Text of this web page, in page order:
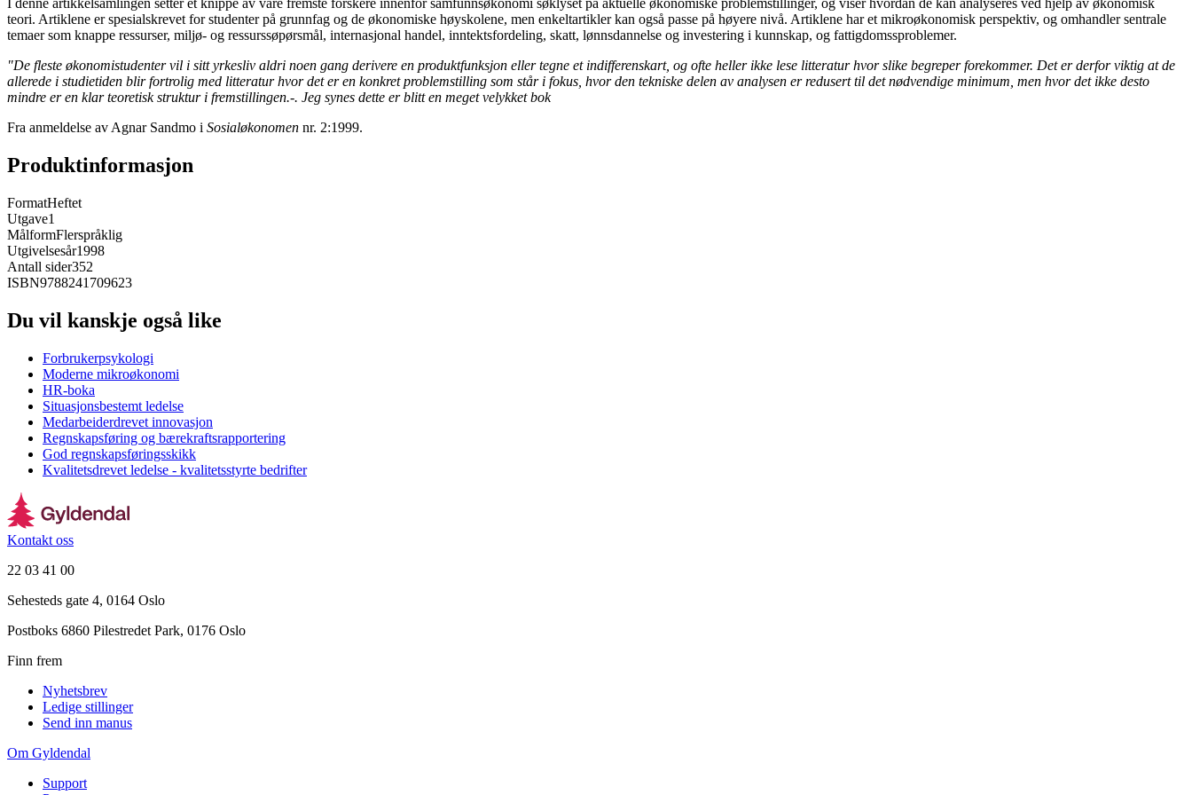
I denne artikkelsamlingen setter et knippe av våre fremste forskere innenfor samfunnsøkonomi søklyset på aktuelle økonomiske problemstillinger, og viser hvordan de kan analyseres ved hjelp av økonomisk
teori. Artiklene er spesialskrevet for studenter på grunnfag og de økonomiske høyskolene, men enkeltartikler kan også passe på høyere nivå. Artiklene har et mikroøkonomisk perspektiv, og omhandler sentrale
temaer som knappe ressurser, miljø- og ressurssøpørsmål, internasjonal handel, inntektsfordeling, skatt, lønnsdannelse og investering i kunnskap, og fattigdomssproblemer.
"De fleste økonomistudenter vil i sitt yrkesliv aldri noen gang derivere en produktfunksjon eller tegne et indifferenskart, og ofte heller ikke lese litteratur hvor slike begreper forekommer. Det er derfor viktig at de
allerede i studietiden blir fortrolig med litteratur hvor det er en konkret problemstilling som står i fokus, hvor den tekniske delen av analysen er redusert til det nødvendige minimum, men hvor det ikke desto
mindre er en klar teoretisk struktur i fremstillingen.-. Jeg synes dette er blitt en meget velykket bok
Fra anmeldelse av Agnar Sandmo i Sosialøkonomen nr. 2:1999.
Produktinformasjon
FormatHeftet
Utgave1
MålformFlerspråklig
Utgivelsesår1998
Antall sider352
ISBN9788241709623
Du vil kanskje også like
Forbrukerpsykologi
Moderne mikroøkonomi
HR-boka
Situasjonsbestemt ledelse
Medarbeiderdrevet innovasjon
Regnskapsføring og bærekraftsrapportering
God regnskapsføringsskikk
Kvalitetsdrevet ledelse - kvalitetsstyrte bedrifter
Kontakt oss
22 03 41 00
Sehesteds gate 4, 0164 Oslo
Postboks 6860 Pilestredet Park, 0176 Oslo
Finn frem
Nyhetsbrev
Ledige stillinger
Send inn manus
Om Gyldendal
Support